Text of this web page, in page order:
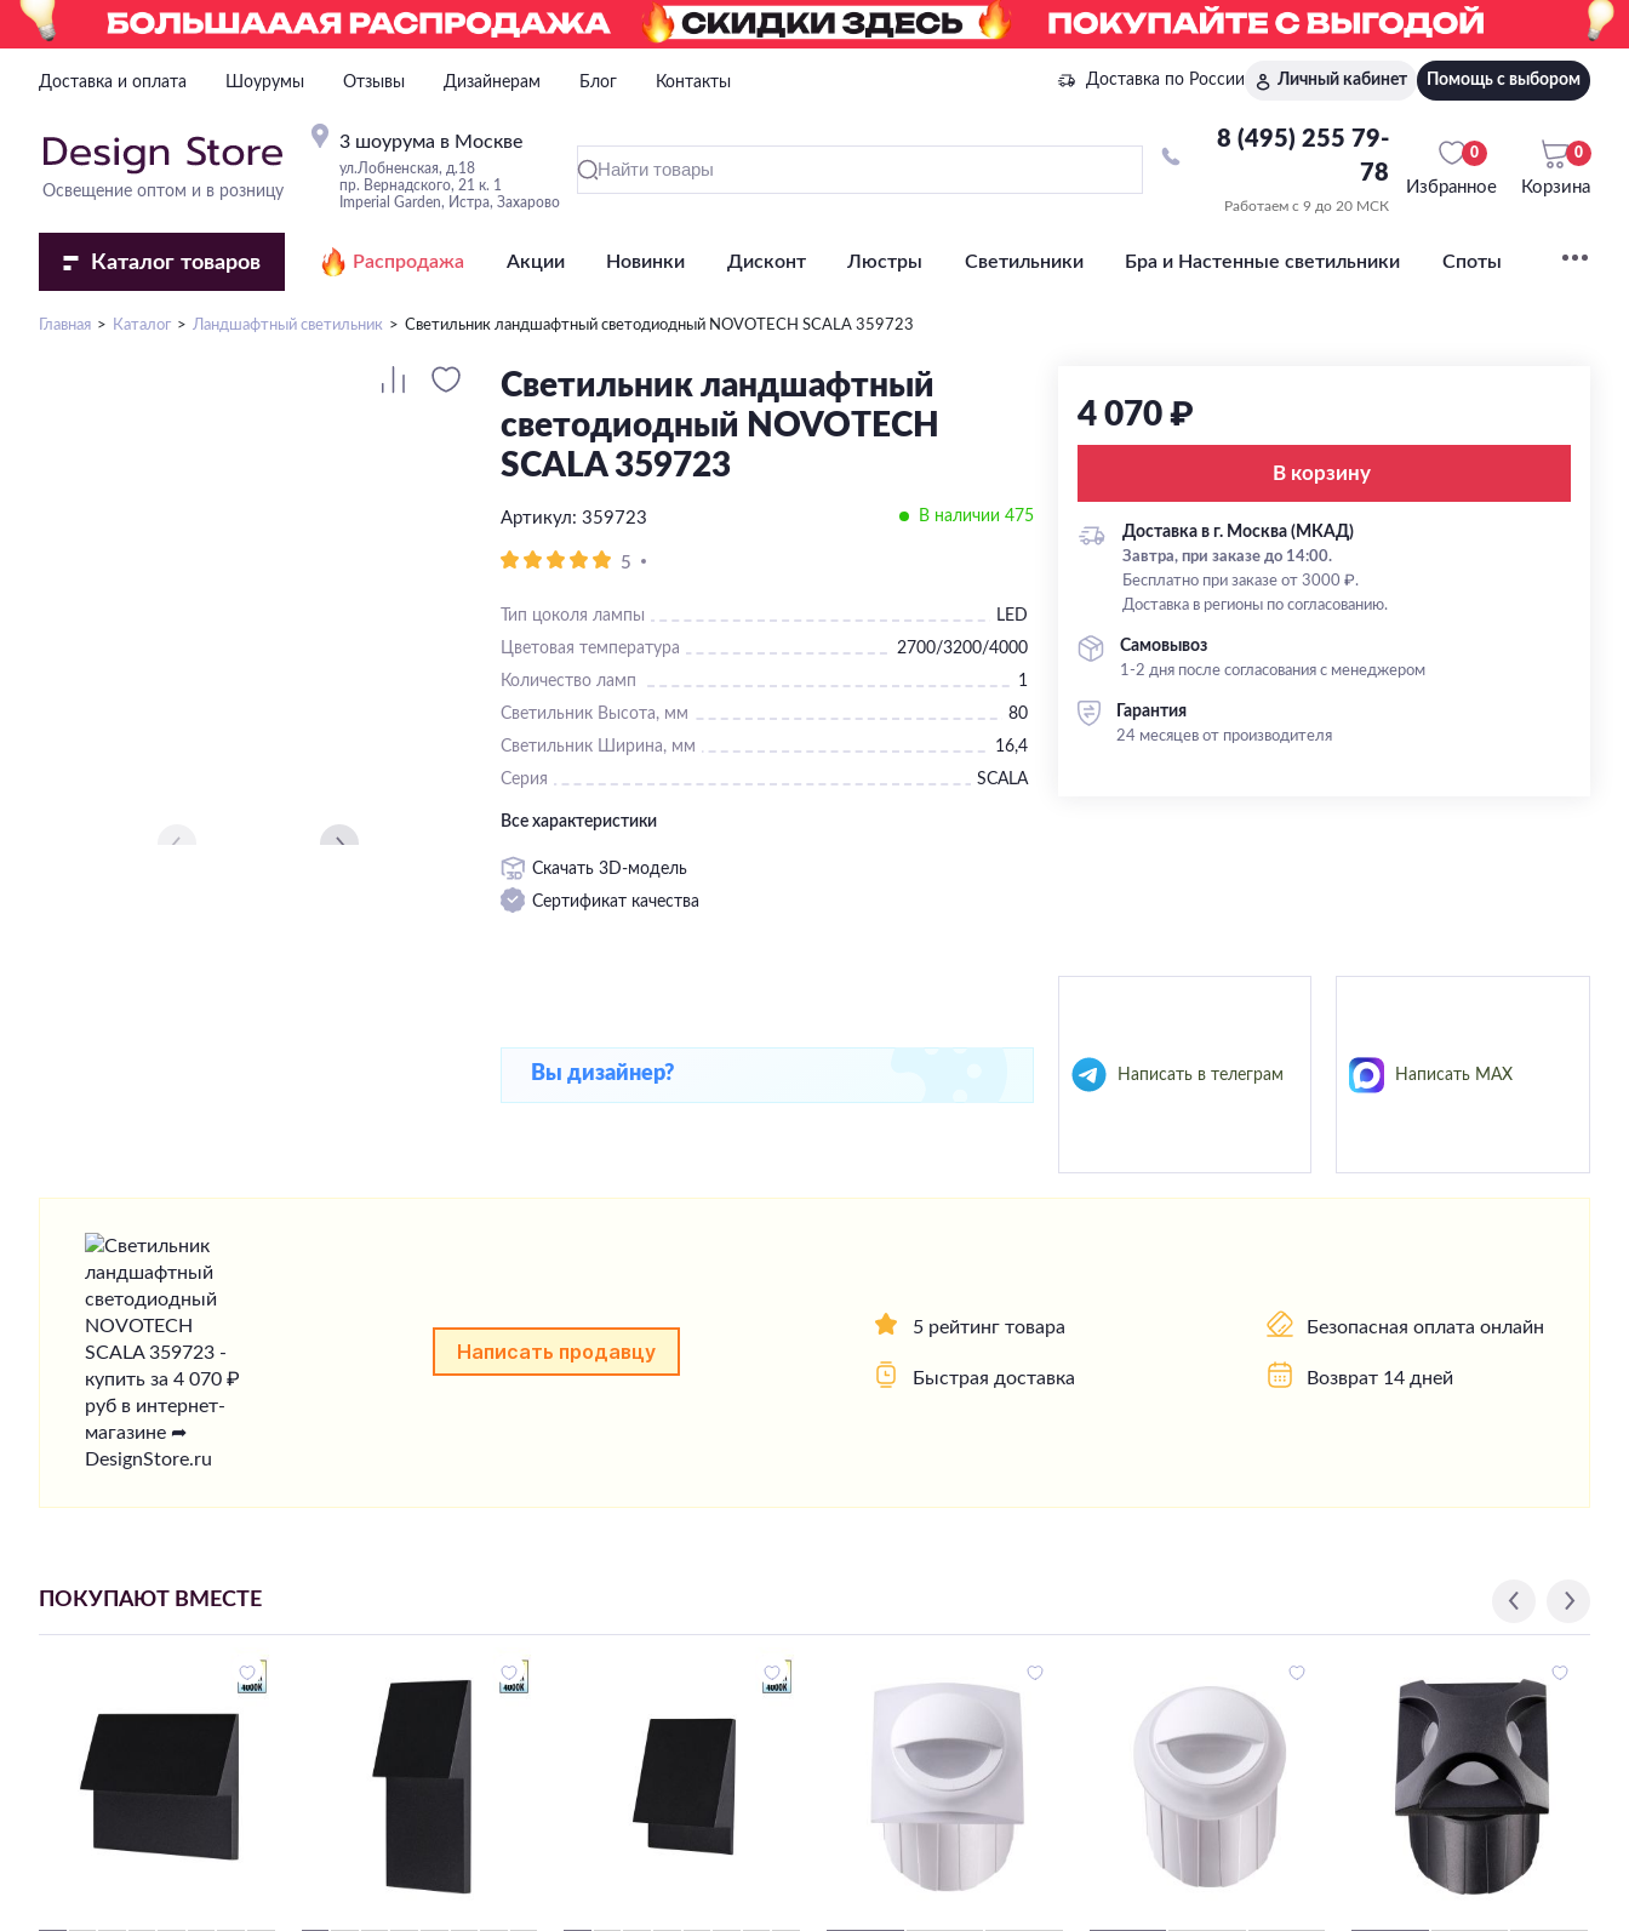
Доставка и оплата Шоурумы Отзывы Дизайнерам Блог Контакты Доставка по России Личный кабинет Помощь с выбором
Освещение оптом и в розницу
3 шоурума в Москве
ул.Лобненская, д.18
пр. Вернадского, 21 к. 1
Imperial Garden, Истра, Захарово
8 (495) 255 79-
78
Работаем с 9 до 20 МСК
Избранное
0
Корзина
0
Каталог товаров Распродажа Акции Новинки Дисконт Люстры Светильники Бра и Настенные светильники Споты
Главная Каталог Ландшафтный светильник Светильник ландшафтный светодиодный NOVOTECH SCALA 359723
Светильник ландшафтный
светодиодный NOVOTECH
SCALA 359723
Артикул: 359723 В наличии 475
5
Тип цоколя лампы
LED
Цветовая температура
2700/3200/4000
Количество ламп
1
Светильник Высота, мм
80
Светильник Ширина, мм
16,4
Серия
SCALA
Все характеристики
Скачать 3D-модель
Сертификат качества
4 070 ₽
В корзину
Доставка в г. Москва (МКАД)
Завтра, при заказе до 14:00.
Бесплатно при заказе от 3000 ₽.
Доставка в регионы по согласованию.
Самовывоз
1-2 дня после согласования с менеджером
Гарантия
24 месяцев от производителя
Вы дизайнер? Написать в телеграм Написать MAX
Написать продавцу
5 рейтинг товара
Быстрая доставка
Безопасная оплата онлайн
Возврат 14 дней
ПОКУПАЮТ ВМЕСТЕ